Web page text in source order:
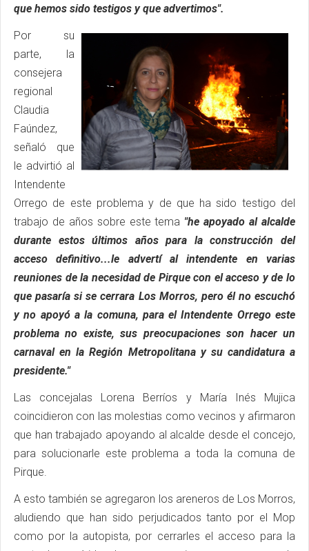
que hemos sido testigos y que advertimos".
Por su
parte, la
consejera
regional
Claudia
Faúndez,
señaló que
le advirtió al
Intendente
Orrego de este problema y de que ha sido testigo del
trabajo de años sobre este tema "he apoyado al alcalde
durante estos últimos años para la construcción del
acceso definitivo...le advertí al intendente en varias
reuniones de la necesidad de Pirque con el acceso y de lo
que pasaría si se cerrara Los Morros, pero él no escuchó
y no apoyó a la comuna, para el Intendente Orrego este
problema no existe, sus preocupaciones son hacer un
carnaval en la Región Metropolitana y su candidatura a
presidente."
Las concejalas Lorena Berríos y María Inés Mujica
coincidieron con las molestias como vecinos y afirmaron
que han trabajado apoyando al alcalde desde el concejo,
para solucionarle este problema a toda la comuna de
Pirque.
A esto también se agregaron los areneros de Los Morros,
aludiendo que han sido perjudicados tanto por el Mop
como por la autopista, por cerrarles el acceso para la